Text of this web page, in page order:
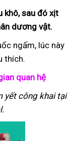
khô, sau đó xịt
dương vật.
ngấm, lúc này
thích.
quan hệ
yết công khai tại